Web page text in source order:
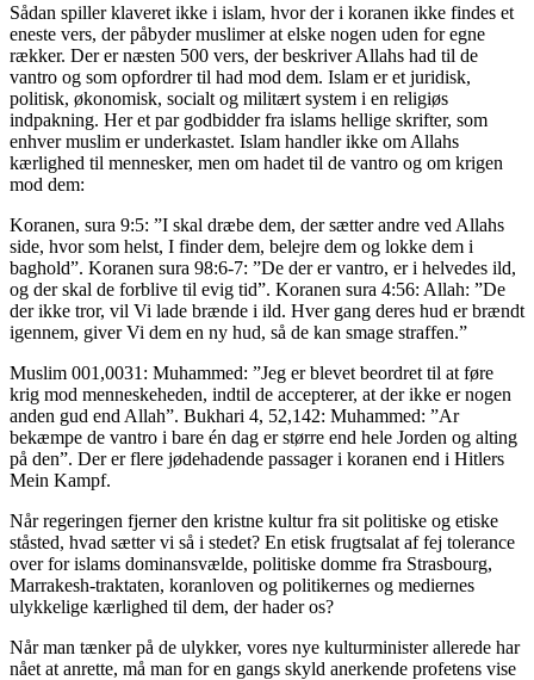
Sådan spiller klaveret ikke i islam, hvor der i koranen ikke findes et
eneste vers, der påbyder muslimer at elske nogen uden for egne
rækker. Der er næsten 500 vers, der beskriver Allahs had til de
vantro og som opfordrer til had mod dem. Islam er et juridisk,
politisk, økonomisk, socialt og militært system i en religiøs
indpakning. Her et par godbidder fra islams hellige skrifter, som
enhver muslim er underkastet. Islam handler ikke om Allahs
kærlighed til mennesker, men om hadet til de vantro og om krigen
mod dem:
Koranen, sura 9:5: ”I skal dræbe dem, der sætter andre ved Allahs
side, hvor som helst, I finder dem, belejre dem og lokke dem i
baghold”. Koranen sura 98:6-7: ”De der er vantro, er i helvedes ild,
og der skal de forblive til evig tid”. Koranen sura 4:56: Allah: ”De
der ikke tror, vil Vi lade brænde i ild. Hver gang deres hud er brændt
igennem, giver Vi dem en ny hud, så de kan smage straffen.”
Muslim 001,0031: Muhammed: ”Jeg er blevet beordret til at føre
krig mod menneskeheden, indtil de accepterer, at der ikke er nogen
anden gud end Allah”. Bukhari 4, 52,142: Muhammed: ”Ar
bekæmpe de vantro i bare én dag er større end hele Jorden og alting
på den”. Der er flere jødehadende passager i koranen end i Hitlers
Mein Kampf.
Når regeringen fjerner den kristne kultur fra sit politiske og etiske
ståsted, hvad sætter vi så i stedet? En etisk frugtsalat af fej tolerance
over for islams dominansvælde, politiske domme fra Strasbourg,
Marrakesh-traktaten, koranloven og politikernes og mediernes
ulykkelige kærlighed til dem, der hader os?
Når man tænker på de ulykker, vores nye kulturminister allerede har
nået at anrette, må man for en gangs skyld anerkende profetens vise